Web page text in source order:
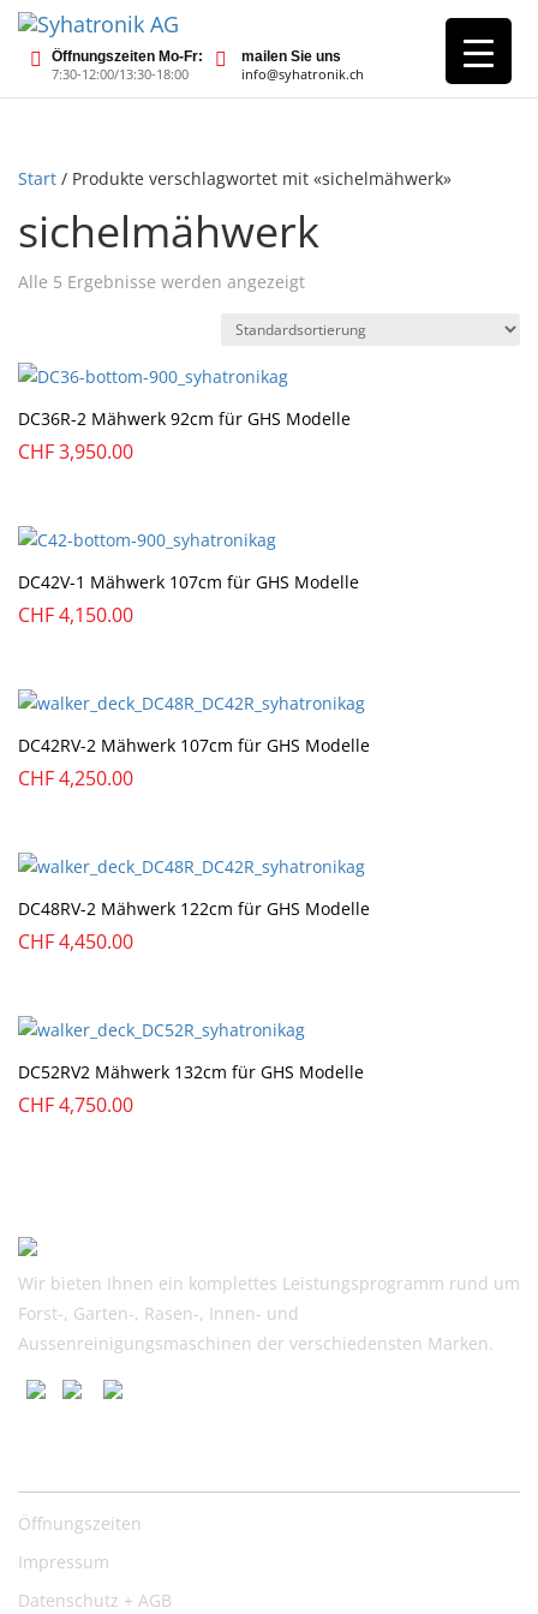
Öffnungszeiten Mo-Fr:
7:30-12:00/13:30-18:00
mailen Sie uns
info@syhatronik.ch
Start / Produkte verschlagwortet mit «sichelmähwerk»
sichelmähwerk
Alle 5 Ergebnisse werden angezeigt
DC36R-2 Mähwerk 92cm für GHS Modelle
CHF3,950.00
DC42V-1 Mähwerk 107cm für GHS Modelle
CHF4,150.00
DC42RV-2 Mähwerk 107cm für GHS Modelle
CHF4,250.00
DC48RV-2 Mähwerk 122cm für GHS Modelle
CHF4,450.00
DC52RV2 Mähwerk 132cm für GHS Modelle
CHF4,750.00
Wir bieten Ihnen ein komplettes Leistungsprogramm rund um
Forst-, Garten-, Rasen-, Innen- und
Aussenreinigungsmaschinen der verschiedensten Marken.
Öffnungszeiten
Impressum
Datenschutz + AGB